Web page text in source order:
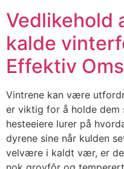
Vedlikehold
kalde
Effektiv
Vintrene kan være
er viktig for å holde dem
hesteeiere lurer på
dyrene sine når kulden
velvære i kaldt vær, er